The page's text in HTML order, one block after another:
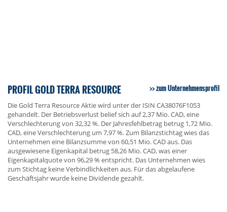
PROFIL GOLD TERRA RESOURCE zum Unternehmensprofil
Die Gold Terra Resource Aktie wird unter der ISIN CA38076F1053
gehandelt. Der Betriebsverlust belief sich auf 2,37 Mio. CAD, eine
Verschlechterung von 32,32 %. Der Jahresfehlbetrag betrug 1,72 Mio.
CAD, eine Verschlechterung um 7,97 %. Zum Bilanzstichtag wies das
Unternehmen eine Bilanzsumme von 60,51 Mio. CAD aus. Das
ausgewiesene Eigenkapital betrug 58,26 Mio. CAD, was einer
Eigenkapitalquote von 96,29 % entspricht. Das Unternehmen wies
zum Stichtag keine Verbindlichkeiten aus. Für das abgelaufene
Geschäftsjahr wurde keine Dividende gezahlt.